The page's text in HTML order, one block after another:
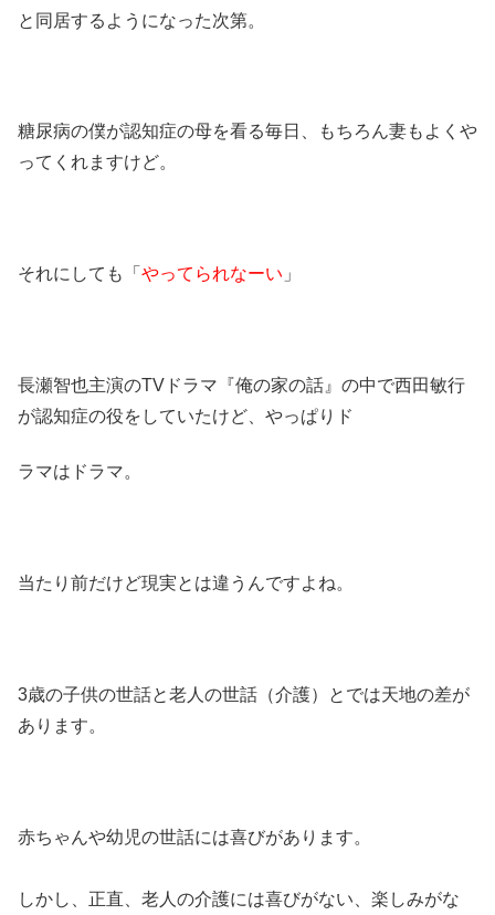
と同居するようになった次第。
糖尿病の僕が認知症の母を看る毎日、もちろん妻もよくや
ってくれますけど。
それにしても「 やってられなーい 」
長瀬智也主演のTVドラマ『俺の家の話』の中で西田敏行
が認知症の役をしていたけど、やっぱりド
ラマはドラマ。
当たり前だけど現実とは違うんですよね。
3歳の子供の世話と老人の世話（介護）とでは天地の差が
あります。
赤ちゃんや幼児の世話には喜びがあります。
しかし、正直、老人の介護には喜びがない、楽しみがな